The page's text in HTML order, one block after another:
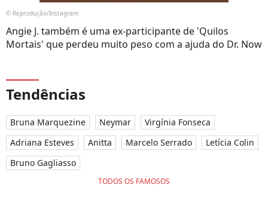
© Reprodução/Instagram
Angie J. também é uma ex-participante de 'Quilos
Mortais' que perdeu muito peso com a ajuda do Dr. Now
Tendências
Bruna Marquezine Neymar
Virgínia Fonseca
Adriana Esteves
Anitta Marcelo Serrado
Letícia Colin
Bruno Gagliasso
TODOS OS FAMOSOS